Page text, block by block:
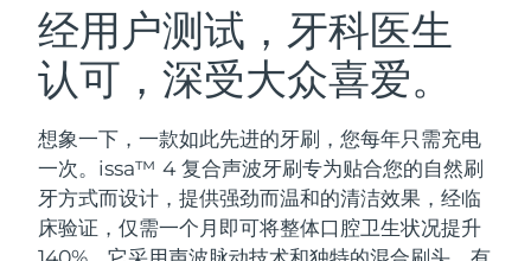
经用户测试，牙科医生
认可，深受大众喜爱。
想象一下，一款如此先进的牙刷，您每年只需充电
一次。issa™ 4 复合声波牙刷专为贴合您的自然刷
牙方式而设计，提供强劲而温和的清洁效果，经临
床验证，仅需一个月即可将整体口腔卫生状况提升
LUNA™ 4 套装
Anti-aging massage
BEAR™ 2 套装
Microcurrent toning
奥地利 预计送达日期09/08/2026
巴林 预计送达日期10/08/2026
比利时 预计送达日期 09/08/2026
百慕大 预计送达日期15/08/2026
波斯尼亚和黑塞哥维那 预计送达日期12/08/2026